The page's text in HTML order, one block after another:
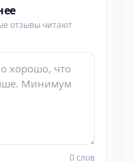
отзывы читают
0 слов